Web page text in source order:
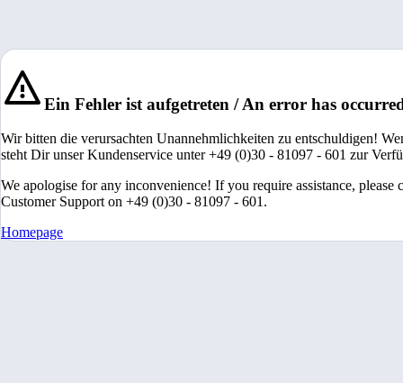
Ein Fehler ist aufgetreten / An error has
Wir bitten die verursachten Unannehmlichkeiten zu entschuldigen!
steht Dir unser Kundenservice unter +49 (0)30 - 81097 - 601 zur
We apologise for any inconvenience! If you require assistance, please
Customer Support on +49 (0)30 - 81097 - 601.
Homepage